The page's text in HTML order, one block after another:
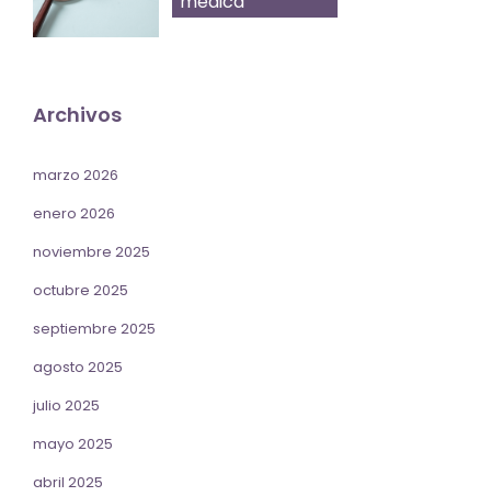
Archivos
marzo 2026
enero 2026
noviembre 2025
octubre 2025
septiembre 2025
agosto 2025
julio 2025
mayo 2025
abril 2025